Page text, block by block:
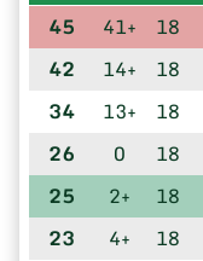
18
+41
45
18
+14
42
18
+13
34
18
0
26
18
+2
25
18
+4
23